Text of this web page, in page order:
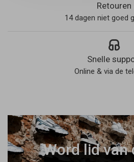
Retouren
14 dagen niet goed
Snelle
Online & via de
Word lid van